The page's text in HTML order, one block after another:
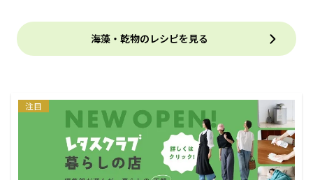
海藻・乾物のレシピを見る
注目